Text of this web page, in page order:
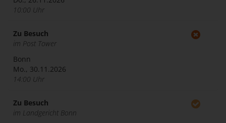
10:00 Uhr
Zu Besuch
im Post Tower
Bonn
Mo., 30.11.2026
14:00 Uhr
Zu Besuch
im Landgericht Bonn